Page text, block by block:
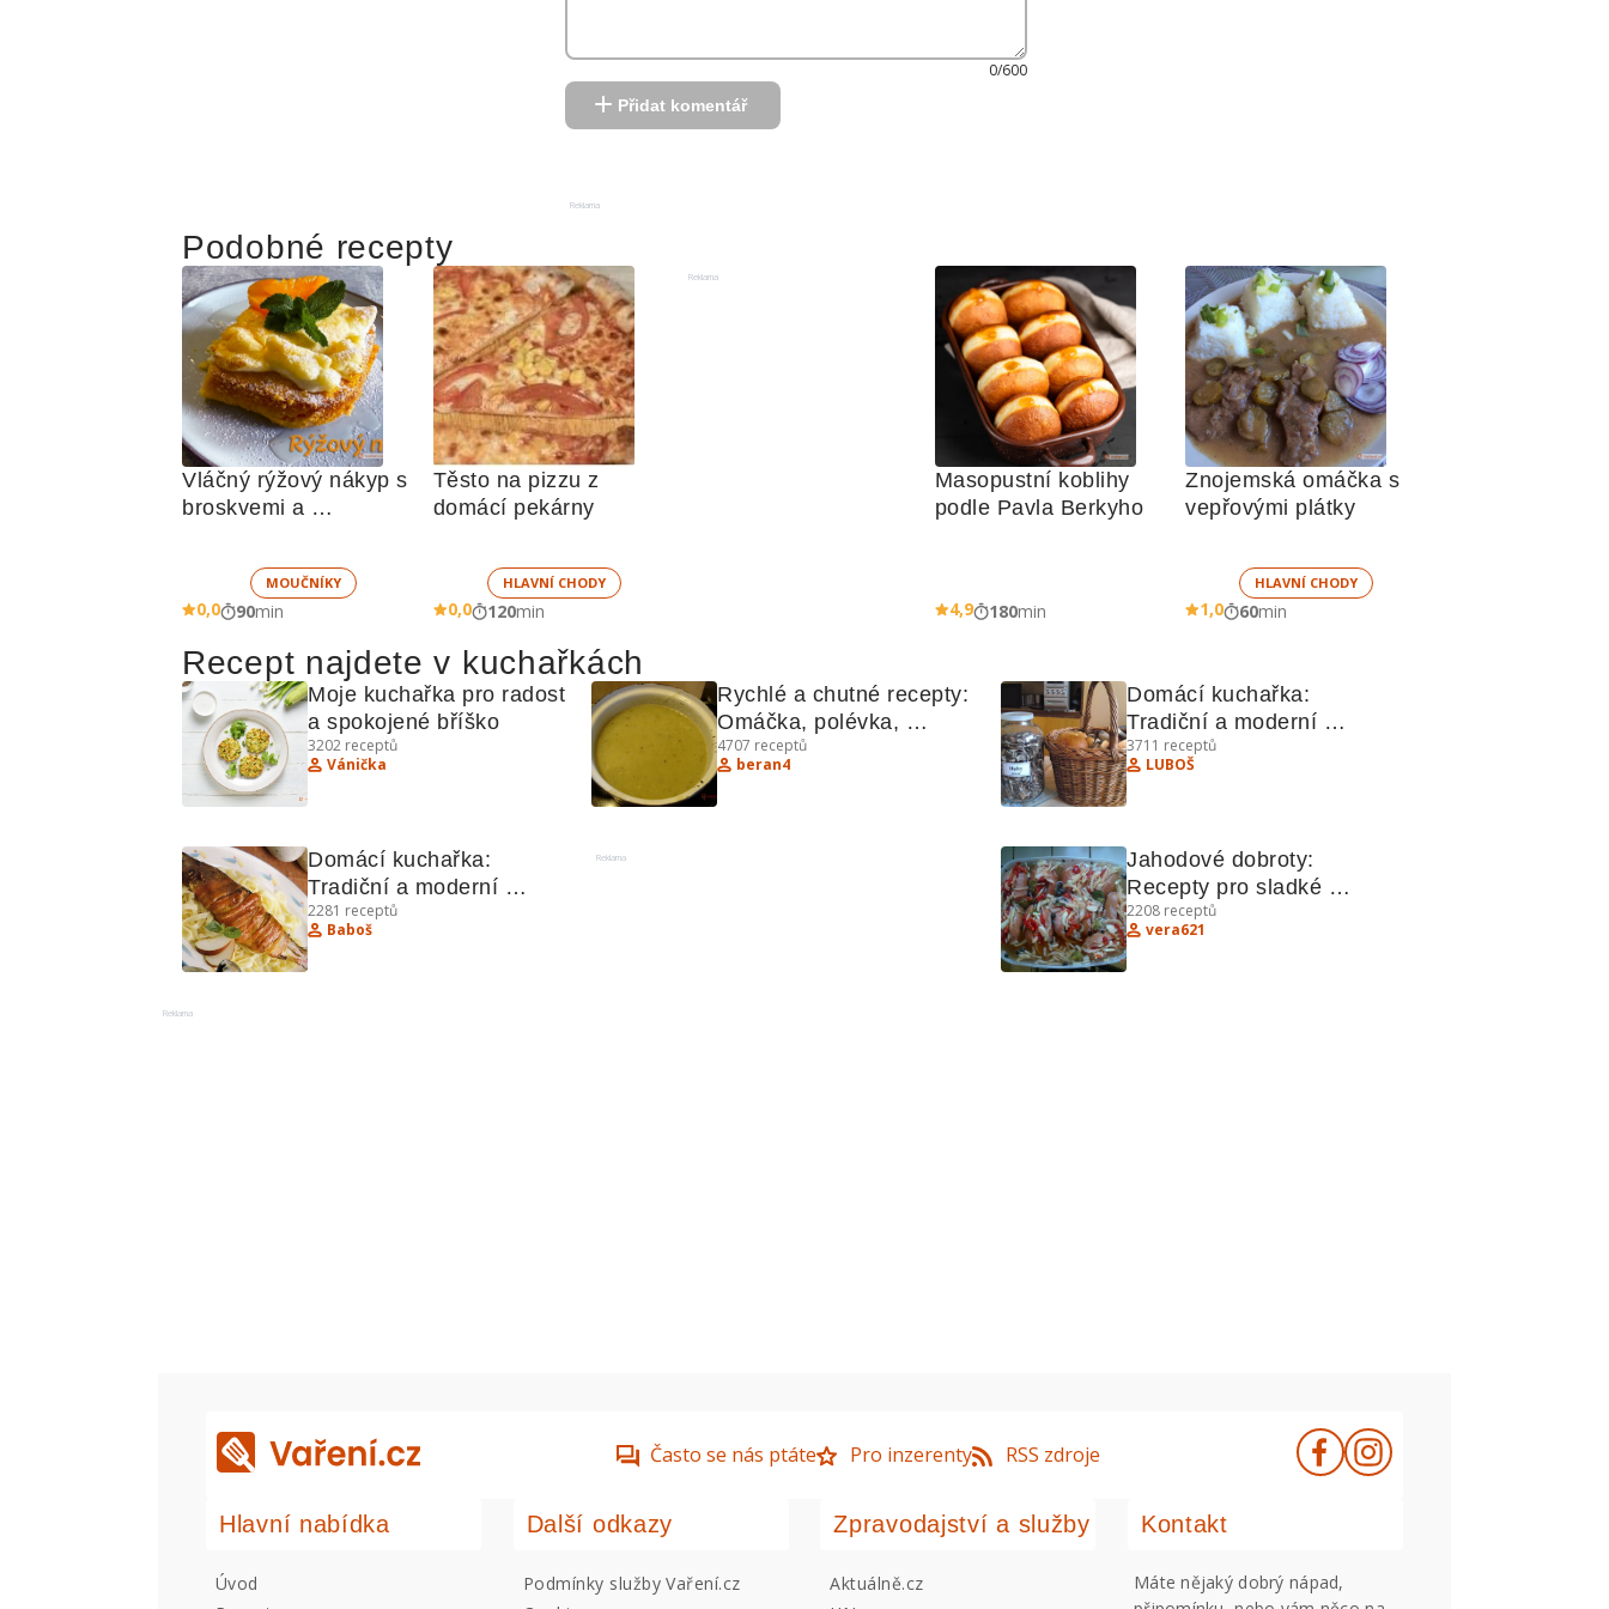
0/600
Přidat komentář
Reklama
Podobné recepty
Vláčný rýžový nákyp s
broskvemi a
MOUČNÍKY
0,0 90min
Těsto na pizzu z
domácí pekárny
HLAVNÍ CHODY
0,0 120min
Reklama
Masopustní koblihy
podle Pavla Berkyho
4,9 180min
Znojemská omáčka s
HLAVNÍ CHODY
1,0 60min
Recept najdete v kuchařkách
Moje kuchařka pro radost
a spokojené bříško
3202 receptů
Vánička
Rychlé a chutné recepty:
Omáčka, polévka,
špagety, palačinky a závin
4707 receptů
beran4
Domácí kuchařka:
Tradiční a moderní
recepty pro každou
příležitost
3711 receptů
LUBOŠ
Domácí kuchařka:
Tradiční a moderní
recepty z různých kuchyní
2281 receptů
Baboš
Reklama
Jahodové dobroty:
Recepty pro sladké
lahůdky
2208 receptů
vera621
Reklama
Často se nás ptáte Pro inzerenty RSS zdroje
Hlavní nabídka
Úvod
Další odkazy
Podmínky služby Vaření.cz
Zpravodajství a služby
Aktuálně.cz
Kontakt
Máte nějaký dobrý nápad,